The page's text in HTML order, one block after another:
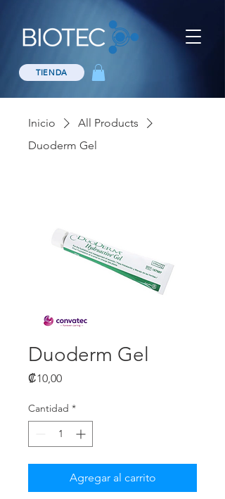
TIENDA
Inicio
All Products
Duoderm Gel
Duoderm Gel
₡10,00Precio
Cantidad *
Agregar al carrito